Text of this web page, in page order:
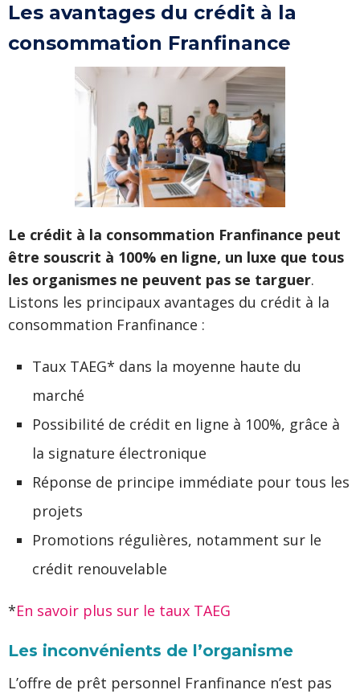
Les avantages du crédit à la
consommation Franfinance
Le crédit à la consommation Franfinance peut
être souscrit à 100% en ligne, un luxe que tous
les organismes ne peuvent pas se targuer.
Listons les principaux avantages du crédit à la
consommation Franfinance :
Taux TAEG* dans la moyenne haute du
marché
Possibilité de crédit en ligne à 100%, grâce à
la signature électronique
Réponse de principe immédiate pour tous les
projets
Promotions régulières, notamment sur le
crédit renouvelable
*En savoir plus sur le taux TAEG
Les inconvénients de l’organisme
L’offre de prêt personnel Franfinance n’est pas